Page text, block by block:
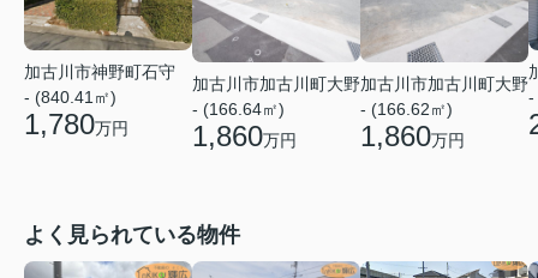
加古川市神野町石守
- (840.41㎡)
1,780万円
加古川市加古川町大野
- (166.64㎡)
1,860万円
加古川市加古川町大野
- (166.62㎡)
1,860万円
-
よく見られている物件